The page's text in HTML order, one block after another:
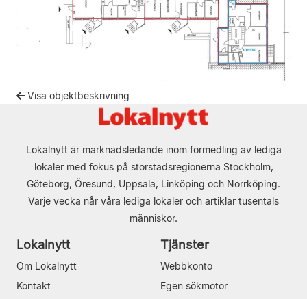
Visa objektbeskrivning
Lokalnytt är marknadsledande inom förmedling av lediga
lokaler med fokus på storstadsregionerna Stockholm,
Göteborg, Öresund, Uppsala, Linköping och Norrköping.
Varje vecka når våra lediga lokaler och artiklar tusentals
människor.
Lokalnytt
Om Lokalnytt
Kontakt
Tjänster
Webbkonto
Egen sökmotor